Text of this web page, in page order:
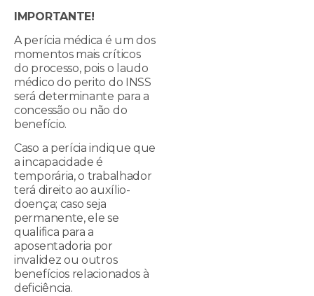
IMPORTANTE!
A perícia médica é um dos
momentos mais críticos
do processo, pois o laudo
médico do perito do INSS
será determinante para a
concessão ou não do
benefício.
Caso a perícia indique que
a incapacidade é
temporária, o trabalhador
terá direito ao auxílio-
doença; caso seja
permanente, ele se
qualifica para a
aposentadoria por
invalidez ou outros
benefícios relacionados à
deficiência.